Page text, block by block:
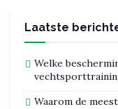
Laatste
Welke
Waarom de